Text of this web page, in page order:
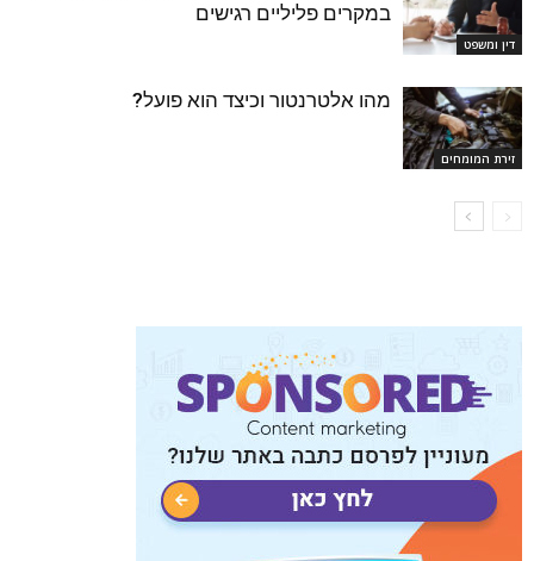
דין ומשפט
במקרים פליליים רגישים
זירת המומחים
מהו אלטרנטור וכיצד הוא פועל?